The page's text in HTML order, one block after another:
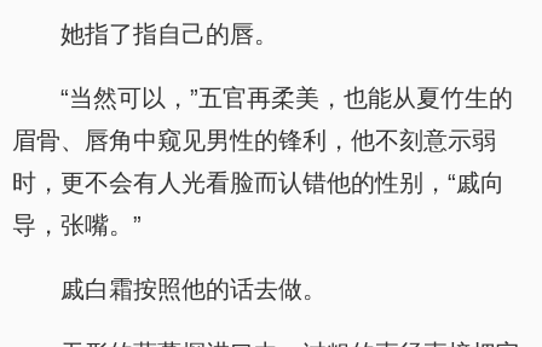
她指了指自己的唇。
“当然可以，”五官再柔美，也能从夏竹生的
眉骨、唇角中窥见男性的锋利，他不刻意示弱
时，更不会有人光看脸而认错他的性别，“戚向
导，张嘴。”
戚白霜按照他的话去做。